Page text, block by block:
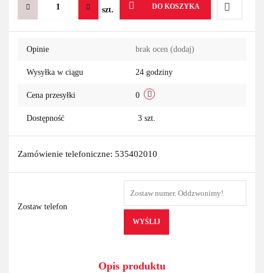
szt. DO KOSZYKA
Do
Opinie brak ocen (dodaj)
Wysyłka w ciągu 24 godziny
Cena przesyłki 0
Dostępność 3 szt.
Zamówienie telefoniczne: 535402010
Zostaw telefon
WYŚLIJ
Opis produktu